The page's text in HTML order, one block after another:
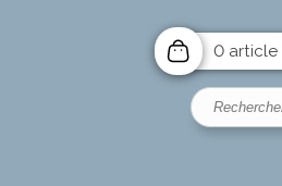
0 article